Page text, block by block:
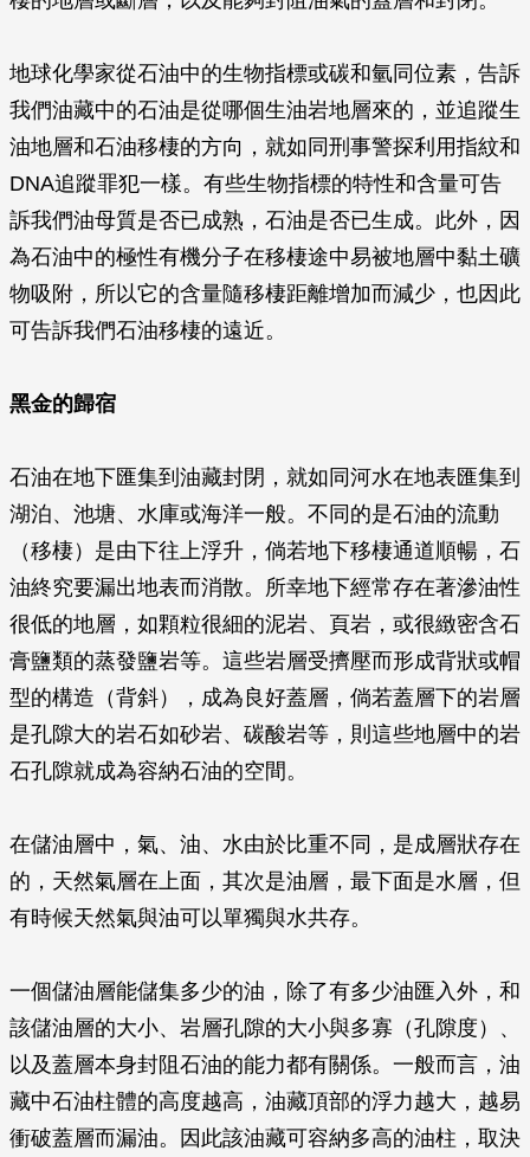
地球化學家從石油中的生物指標或碳和氫同位素，告訴
我們油藏中的石油是從哪個生油岩地層來的，並追蹤生
油地層和石油移棲的方向，就如同刑事警探利用指紋和
DNA追蹤罪犯一樣。有些生物指標的特性和含量可告
訴我們油母質是否已成熟，石油是否已生成。此外，因
為石油中的極性有機分子在移棲途中易被地層中黏土礦
物吸附，所以它的含量隨移棲距離增加而減少，也因此
可告訴我們石油移棲的遠近。
黑金的歸宿
石油在地下匯集到油藏封閉，就如同河水在地表匯集到
湖泊、池塘、水庫或海洋一般。不同的是石油的流動
（移棲）是由下往上浮升，倘若地下移棲通道順暢，石
油終究要漏出地表而消散。所幸地下經常存在著滲油性
很低的地層，如顆粒很細的泥岩、頁岩，或很緻密含石
膏鹽類的蒸發鹽岩等。這些岩層受擠壓而形成背狀或帽
型的構造（背斜），成為良好蓋層，倘若蓋層下的岩層
是孔隙大的岩石如砂岩、碳酸岩等，則這些地層中的岩
石孔隙就成為容納石油的空間。
在儲油層中，氣、油、水由於比重不同，是成層狀存在
的，天然氣層在上面，其次是油層，最下面是水層，但
有時候天然氣與油可以單獨與水共存。
一個儲油層能儲集多少的油，除了有多少油匯入外，和
該儲油層的大小、岩層孔隙的大小與多寡（孔隙度）、
以及蓋層本身封阻石油的能力都有關係。一般而言，油
藏中石油柱體的高度越高，油藏頂部的浮力越大，越易
衝破蓋層而漏油。因此該油藏可容納多高的油柱，取決